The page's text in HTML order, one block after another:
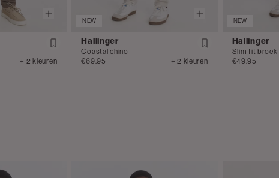
+ 2 kleuren
NEW
Hallinger
Coastal chino
€69.95
+ 2 kleuren
NEW
Hallinger
Slim fit broek
€49.95